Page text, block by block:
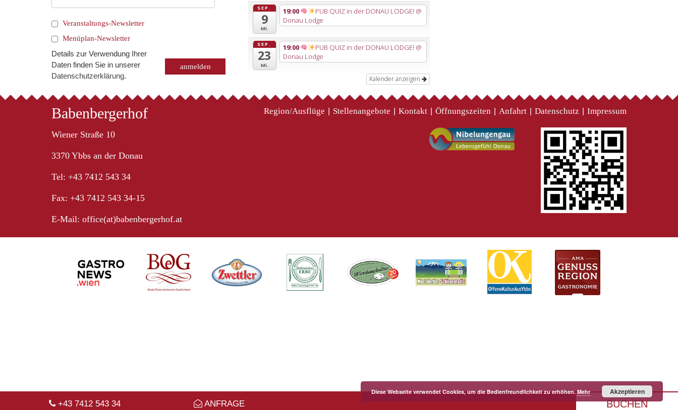
+43 7412 543 34 ANFRAGE BUCHEN
Veranstaltungs-Newsletter
Menüplan-Newsletter
Details zur Verwendung Ihrer
Daten finden Sie in unserer
Datenschutzerklärung.
SEP.
9
Mi.
19:00 PUB QUIZ in der DONAU LODGE! @
Donau Lodge
SEP.
23
Mi.
19:00 PUB QUIZ in der DONAU LODGE! @
Donau Lodge
Kalender anzeigen
Babenbergerhof
Wiener Straße 10
3370 Ybbs an der Donau
Tel: +43 7412 543 34
Fax: +43 7412 543 34-15
E-Mail: office(at)babenbergerhof.at
Region/Ausflüge Stellenangebote Kontakt Öffnungszeiten Anfahrt Datenschutz Impressum
Diese Webseite verwendet Cookies, um die Bedienfreundlichkeit zu erhöhen.Mehr Akzeptieren